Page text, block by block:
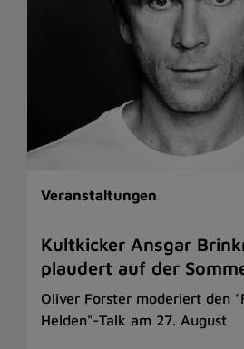
Veranstaltungen
Kultkicker Ansgar
plaudert auf der
Oliver Forster moderiert den
Helden"-Talk am 27. August